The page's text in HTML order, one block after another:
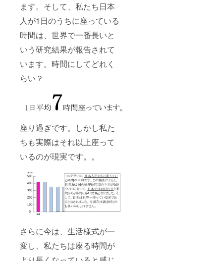
ます。そして、私たち日本
人が1日のうちに座っている
時間は、世界で一番長いと
いう研究結果が報告されて
います。時間にしてどれく
らい？
座り過ぎです。しかし私た
ちも実際はそれ以上座って
いるのが現実です。。
さらに今は、生活様式が一
変し、私たちは座る時間が